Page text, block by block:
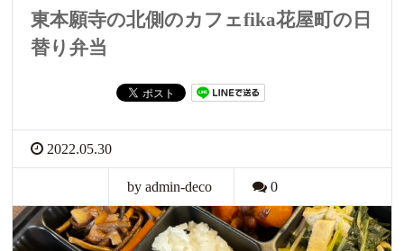
東本願寺の北側のカフェfika花屋町の日
替り弁当
2022.05.30
by admin-deco 0